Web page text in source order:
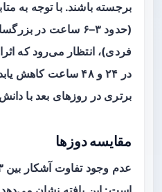
برجسته باشند. با توجه به
(حدود ۳–۶ ساعت در
فردی)، انتظار می‌رود که
در ۲۴ و ۴۸ ساعت
برتری در روزهای بعد با
مقایسه دوزها